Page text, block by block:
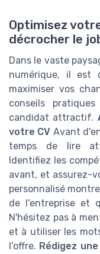
Optimisez
décrocher le
Dans le vaste
numérique, il est
maximiser vos
conseils
candidat attractif.
votre CV Avant
temps de lire
Identifiez les
avant, et assurez-
personnalisé
de l'entreprise et
N'hésitez pas à
et à utiliser les
l'offre. Rédigez